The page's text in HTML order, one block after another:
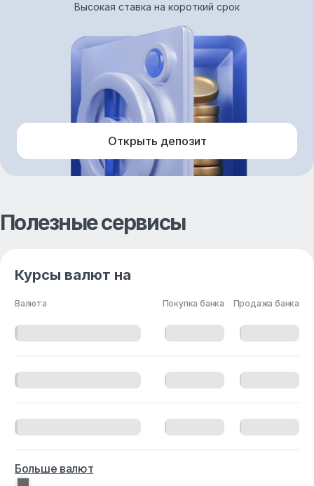
Высокая ставка на короткий срок
Открыть депозит
Полезные сервисы
Курсы валют на
Валюта Покупка банка Продажа банка
Больше валют